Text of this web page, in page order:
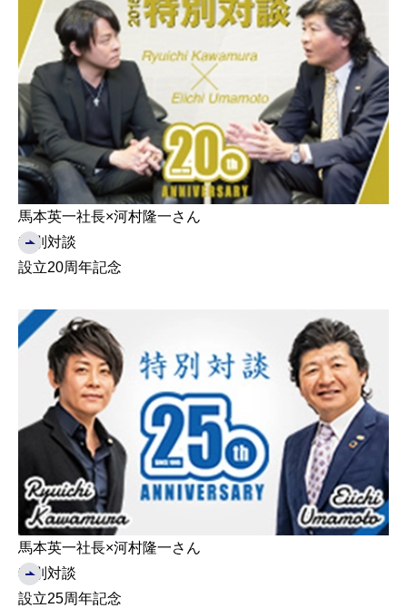
馬本英一社長×河村隆一さん
特別対談
設立20周年記念
馬本英一社長×河村隆一さん
特別対談
設立25周年記念